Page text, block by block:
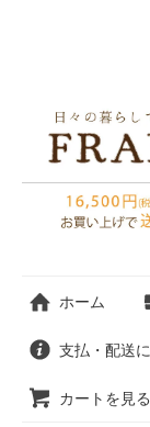
ホーム
支払・配送
カートを見る